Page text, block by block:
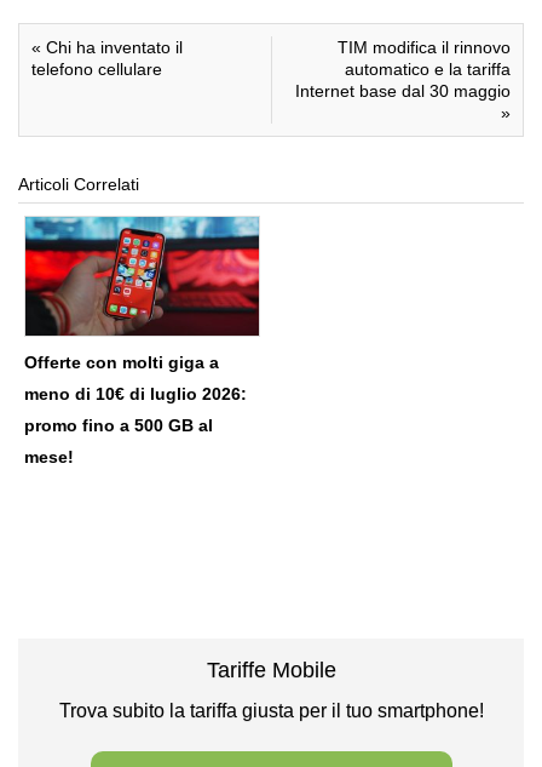
« Chi ha inventato il
telefono cellulare
TIM modifica il rinnovo
automatico e la tariffa
Internet base dal 30 maggio
»
Articoli Correlati
Offerte con molti giga a
meno di 10€ di luglio 2026:
promo fino a 500 GB al
mese!
Tariffe Mobile
Trova subito la tariffa giusta per il tuo smartphone!